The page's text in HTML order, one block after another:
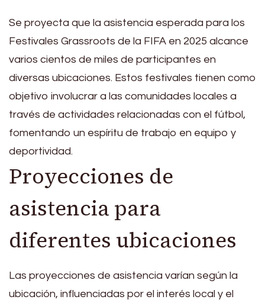
Se proyecta que la asistencia esperada para los
Festivales Grassroots de la FIFA en 2025 alcance
varios cientos de miles de participantes en
diversas ubicaciones. Estos festivales tienen como
objetivo involucrar a las comunidades locales a
través de actividades relacionadas con el fútbol,
fomentando un espíritu de trabajo en equipo y
deportividad.
Proyecciones de
asistencia para
diferentes ubicaciones
Las proyecciones de asistencia varían según la
ubicación, influenciadas por el interés local y el